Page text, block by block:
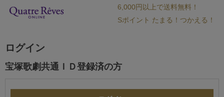
6,000円以上で送料無料！
Sポイント たまる！つかえる！
ログイン
宝塚歌劇共通ＩＤ登録済の方